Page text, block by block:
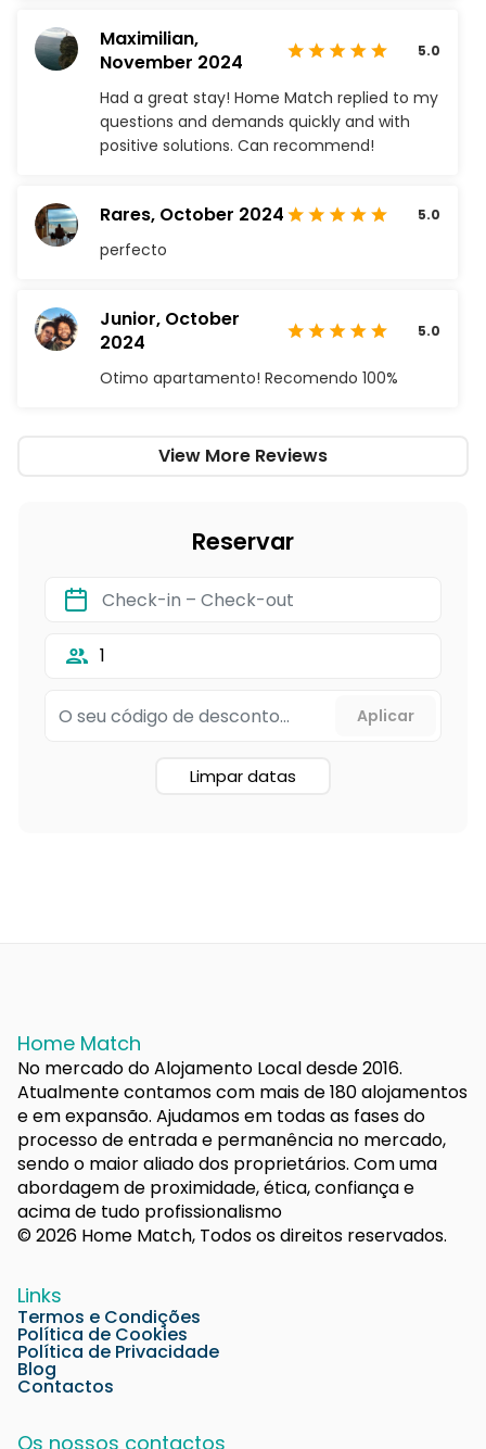
Maximilian,
November 2024
5.0
Had a great stay! Home Match replied to my
questions and demands quickly and with
positive solutions. Can recommend!
Rares, October 2024 5.0
perfecto
Junior, October
2024
5.0
Otimo apartamento! Recomendo 100%
View More Reviews
Reservar
1
Limpar datas
Home Match
No mercado do Alojamento Local desde 2016.
Atualmente contamos com mais de 180 alojamentos
e em expansão. Ajudamos em todas as fases do
processo de entrada e permanência no mercado,
sendo o maior aliado dos proprietários. Com uma
abordagem de proximidade, ética, confiança e
acima de tudo profissionalismo
© 2026 Home Match, Todos os direitos reservados.
Links
Termos e Condições
Política de Cookies
Política de Privacidade
Blog
Contactos
Os nossos contactos